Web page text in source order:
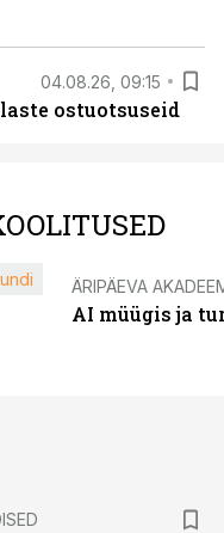
04.08.26, 09:15
ostuotsuseid
ÄRIPÄEVA
AI müügis ja